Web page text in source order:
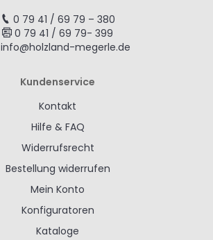
0 79 41 / 69 79 – 380
0 79 41 / 69 79- 399
info@holzland-megerle.de
Kundenservice
Kontakt
Hilfe & FAQ
Widerrufsrecht
Bestellung widerrufen
Mein Konto
Konfiguratoren
Kataloge